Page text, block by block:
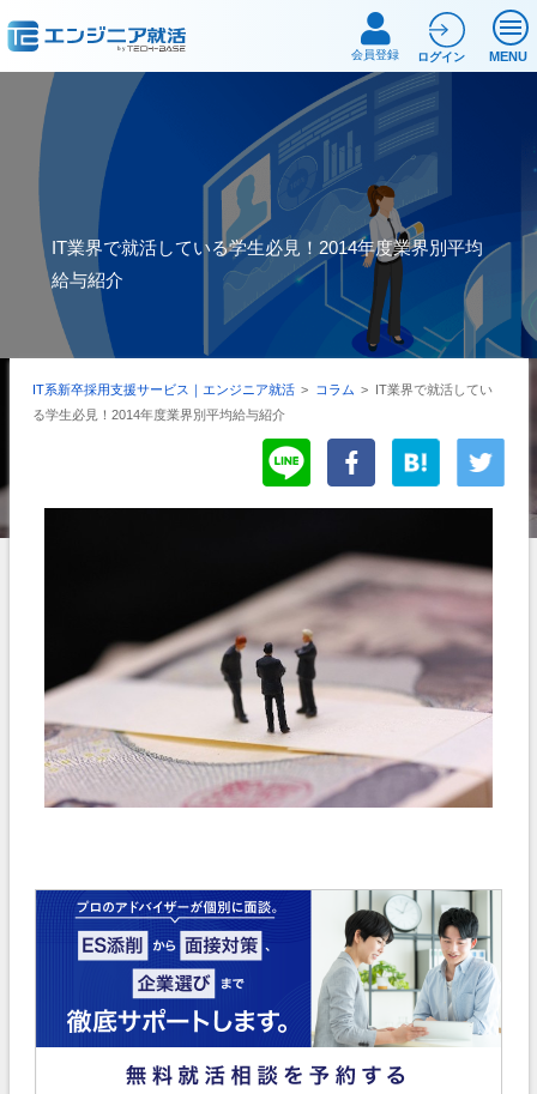
MENU
会員登録 ログイン
IT業界で就活している学生必見！2014年度業界別平均
給与紹介
IT系新卒採用支援サービス｜エンジニア就活 > コラム > IT業界で就活してい
る学生必見！2014年度業界別平均給与紹介